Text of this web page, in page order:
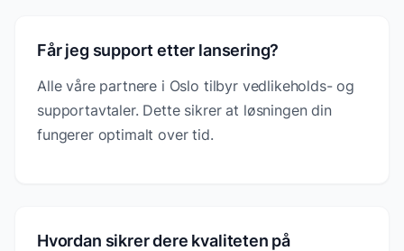
Får jeg support etter lansering?
Alle våre partnere i Oslo tilbyr vedlikeholds- og
supportavtaler. Dette sikrer at løsningen din
fungerer optimalt over tid.
Hvordan sikrer dere kvaliteten på